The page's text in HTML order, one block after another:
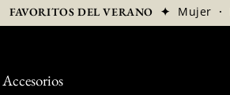
Accesorios
FAVORITOS DEL VERANO ✦ Mujer ·